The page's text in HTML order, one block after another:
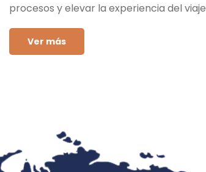
procesos y elevar la experiencia del
Ver más